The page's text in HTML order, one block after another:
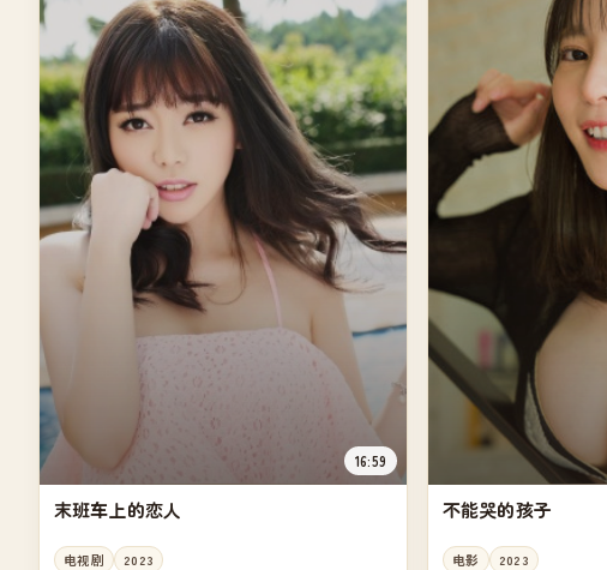
16:59
末班车上的恋人
电视剧 2023
不能哭的孩子
电影 2023